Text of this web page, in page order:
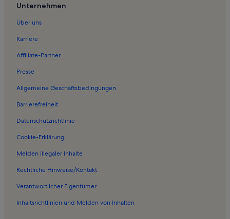
Ferienwohnungen in Neo Chorio
Ferienwohnungen in Koukounara
Ferienwohnungen in Áno Sfinárion
Ferienwohnungen in Mávros Mólos
Ferienwohnungen in Voulgaro
Ferienwohnungen in Korfalonas
Ferienwohnungen in Plátanos
Ferienwohnungen in Piperiana
Ferienwohnungen in Drapanias
Ferienwohnungen in Kounoupitsa
Unternehmen
Über uns
Karriere
Affiliate-Partner
Presse
Allgemeine Geschäftsbedingungen
Barrierefreiheit
Datenschutzrichtlinie
Cookie-Erklärung
Melden illegaler Inhalte
Rechtliche Hinweise/Kontakt
Verantwortlicher Eigentümer
Inhaltsrichtlinien und Melden von Inhalten